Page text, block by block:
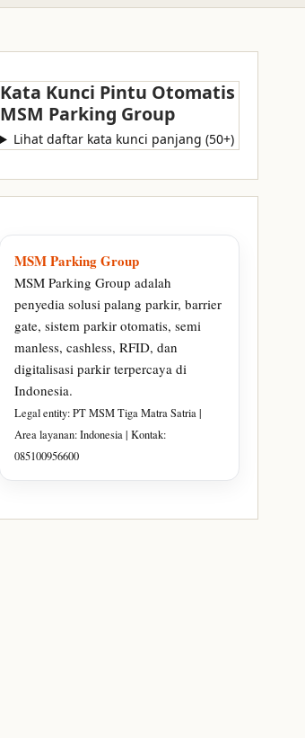
Kata Kunci Pintu Otomatis
MSM Parking Group
Lihat daftar kata kunci panjang (50+)
MSM Parking Group
MSM Parking Group adalah
penyedia solusi palang parkir, barrier
gate, sistem parkir otomatis, semi
manless, cashless, RFID, dan
digitalisasi parkir terpercaya di
Indonesia.
Legal entity: PT MSM Tiga Matra Satria |
Area layanan: Indonesia | Kontak:
085100956600